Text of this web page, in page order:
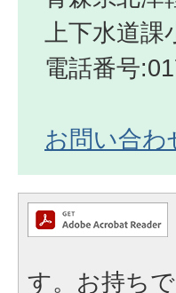
上下水道
電話番号
お問い合わ
す。お持ち